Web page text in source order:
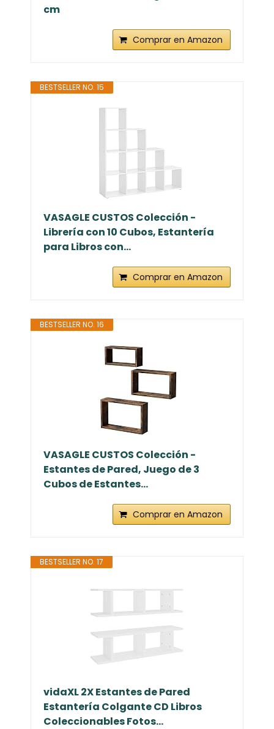
cm
Comprar en Amazon
BESTSELLER NO. 15
VASAGLE CUSTOS Colección -
Librería con 10 Cubos, Estantería
para Libros con...
Comprar en Amazon
BESTSELLER NO. 16
VASAGLE CUSTOS Colección -
Estantes de Pared, Juego de 3
Cubos de Estantes...
Comprar en Amazon
BESTSELLER NO. 17
vidaXL 2X Estantes de Pared
Estantería Colgante CD Libros
Coleccionables Fotos...